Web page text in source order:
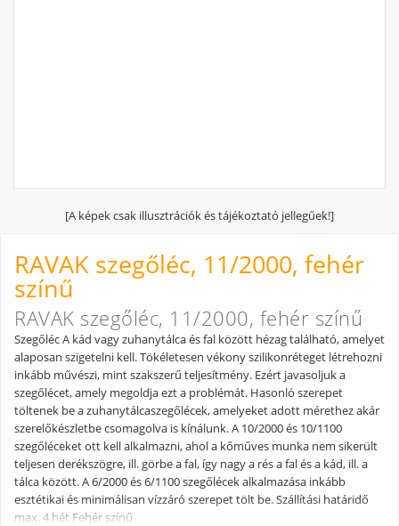
[A képek csak illusztrációk és tájékoztató jellegűek!]
RAVAK szegőléc, 11/2000, fehér
színű
RAVAK szegőléc, 11/2000, fehér színű
Szegőléc A kád vagy zuhanytálca és fal között hézag található, amelyet
alaposan szigetelni kell. Tökéletesen vékony szilikonréteget létrehozni
inkább művészi, mint szakszerű teljesítmény. Ezért javasoljuk a
szegőlécet, amely megoldja ezt a problémát. Hasonló szerepet
töltenek be a zuhanytálcaszegőlécek, amelyeket adott mérethez akár
szerelőkészletbe csomagolva is kínálunk. A 10/2000 és 10/1100
szegőléceket ott kell alkalmazni, ahol a kőműves munka nem sikerült
teljesen derékszögre, ill. görbe a fal, így nagy a rés a fal és a kád, ill. a
tálca között. A 6/2000 és 6/1100 szegőlécek alkalmazása inkább
esztétikai és minimálisan vízzáró szerepet tölt be. Szállítási határidő
max. 4 hét Fehér színű